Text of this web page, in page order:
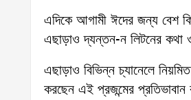
এদিকে আগামী ঈদের জন্য বেশ
এছাড়াও দ্যন্তন-ন লিটনের কথা
এছাড়াও বিভিন্ন চ্যানেলে
করছেন এই প্রজন্মের প্রতিভাবান